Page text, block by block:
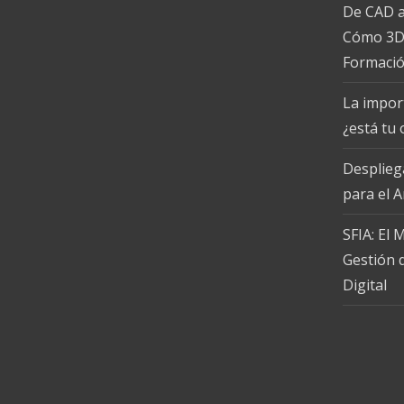
De CAD
Cómo
La
¿está tu
para el
SFIA: El
Gestión
Digital